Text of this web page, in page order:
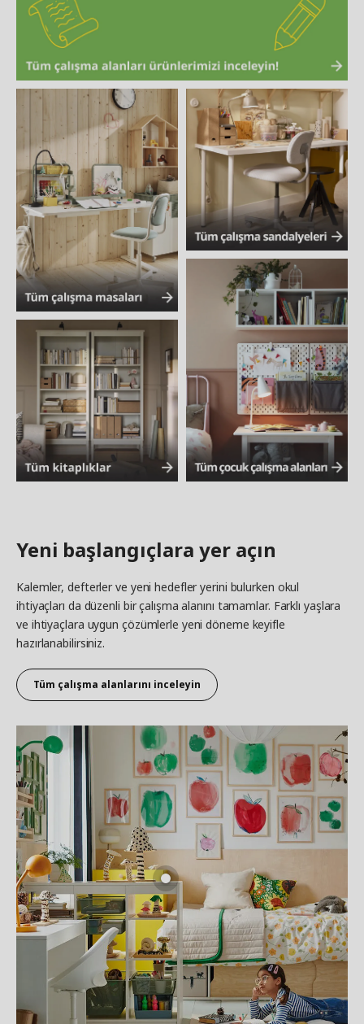
Yeni başlangıçlara yer açın
Kalemler, defterler ve yeni hedefler yerini bulurken okul
ihtiyaçları da düzenli bir çalışma alanını tamamlar. Farklı yaşlara
ve ihtiyaçlara uygun çözümlerle yeni döneme keyifle
hazırlanabilirsiniz.
Tüm çalışma alanlarını inceleyin